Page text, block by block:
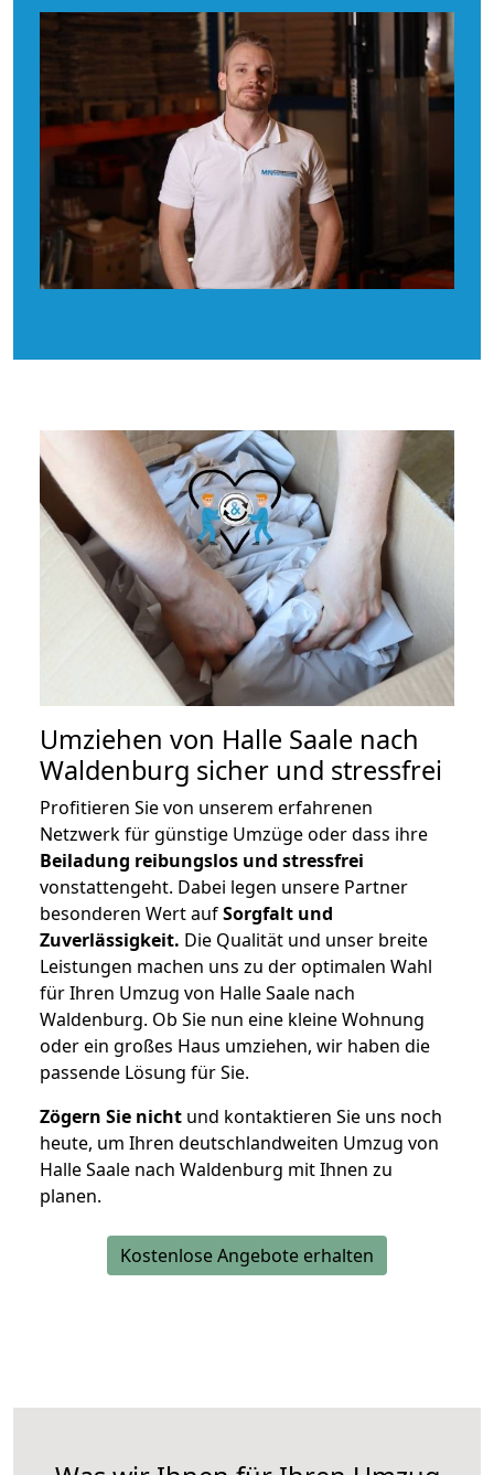
Umziehen von Halle Saale nach
Waldenburg sicher und stressfrei
Profitieren Sie von unserem erfahrenen
Netzwerk für günstige Umzüge oder dass ihre
Beiladung reibungslos und stressfrei
vonstattengeht. Dabei legen unsere Partner
besonderen Wert aufSorgfalt und
Zuverlässigkeit. Die Qualität und unser breite
Leistungen machen uns zu der optimalen Wahl
für Ihren Umzug von Halle Saale nach
Waldenburg. Ob Sie nun eine kleine Wohnung
oder ein großes Haus umziehen, wir haben die
passende Lösung für Sie.
Zögern Sie nicht und kontaktieren Sie uns noch
heute, um Ihren deutschlandweiten Umzug von
Halle Saale nach Waldenburg mit Ihnen zu
planen.
Kostenlose Angebote erhalten